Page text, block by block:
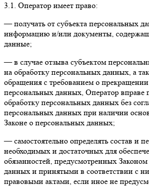
3.1. Оператор имеет право:
— получать от субъекта персональных
информацию и/или документы,
данные;
— в случае отзыва субъектом
на обработку персональных данных, а
обращения с требованием о
персональных данных, Оператор вправе
обработку персональных данных без
персональных данных при наличии
Законе о персональных данных;
— самостоятельно определять состав и
необходимых и достаточных для
обязанностей, предусмотренных
данных и принятыми в соответствии с
правовыми актами, если иное не